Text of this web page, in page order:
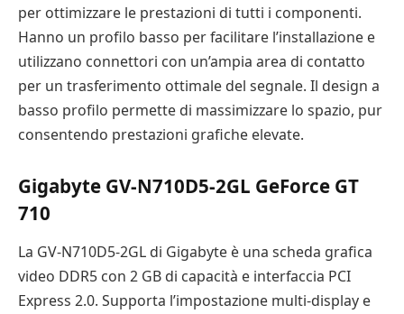
per ottimizzare le prestazioni di tutti i componenti.
Hanno un profilo basso per facilitare l’installazione e
utilizzano connettori con un’ampia area di contatto
per un trasferimento ottimale del segnale. Il design a
basso profilo permette di massimizzare lo spazio, pur
consentendo prestazioni grafiche elevate.
Gigabyte GV-N710D5-2GL GeForce GT
710
La GV-N710D5-2GL di Gigabyte è una scheda grafica
video DDR5 con 2 GB di capacità e interfaccia PCI
Express 2.0. Supporta l’impostazione multi-display e